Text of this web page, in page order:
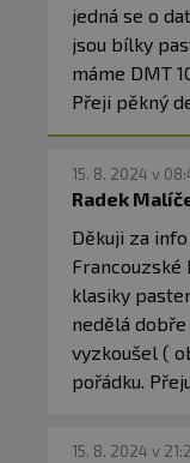
jedná se o
jsou bílky
máme DMT
Přeji pěkný
15. 8. 2024 v
Radek
Děkuji za
Francouzské
klasiky
nedělá
vyzkoušel (
pořádku.
15. 8. 2024 v